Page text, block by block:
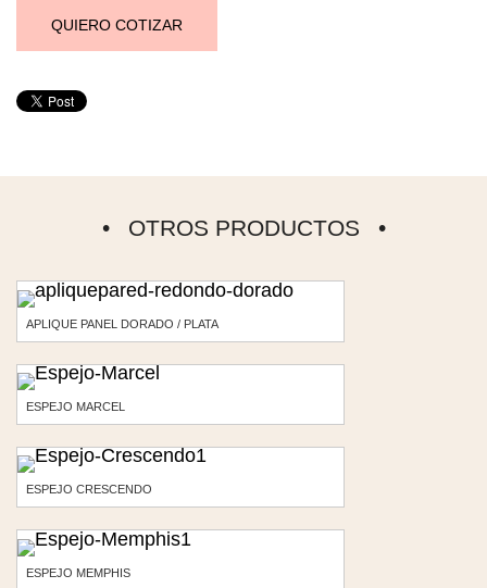
QUIERO COTIZAR
OTROS PRODUCTOS
APLIQUE PANEL DORADO / PLATA
ESPEJO MARCEL
ESPEJO CRESCENDO
ESPEJO MEMPHIS